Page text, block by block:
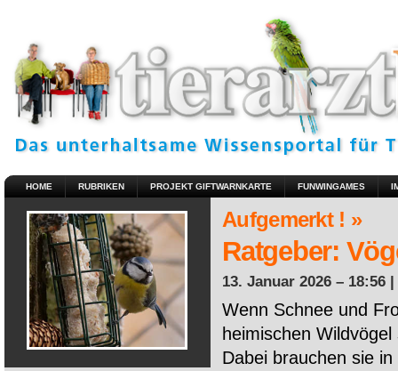
HOME RUBRIKEN PROJEKT GIFTWARNKARTE FUNWINGAMES
Aufgemerkt ! »
Ratgeber:
13. Januar 2026 – 18:56 |
Wenn Schnee und
heimischen
Dabei brauchen sie